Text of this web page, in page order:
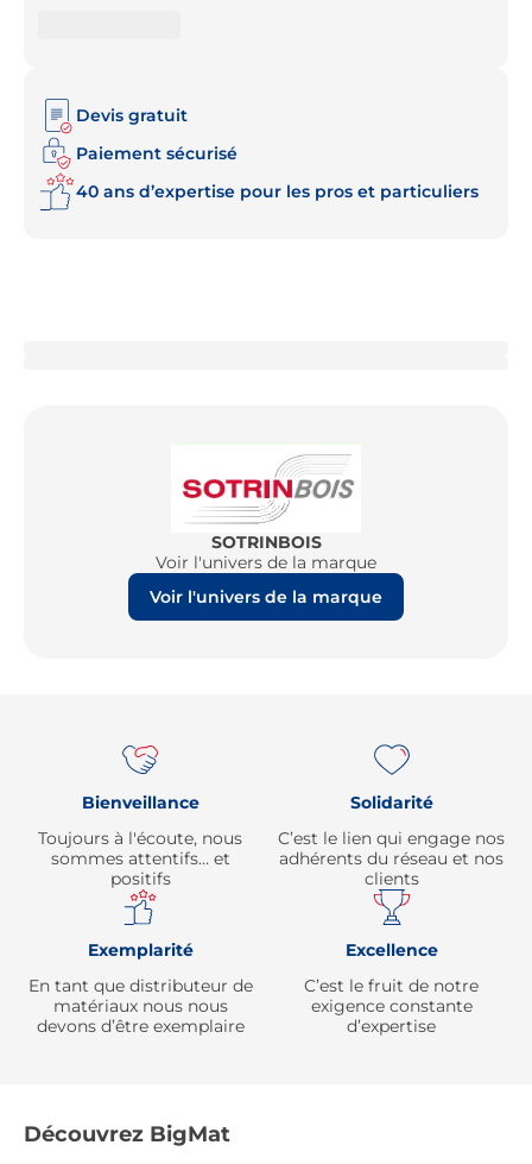
Devis gratuit
Paiement sécurisé
40 ans d’expertise pour les pros et particuliers
SOTRINBOIS
Voir l'univers de la marque
Voir l'univers de la marque
Bienveillance
Toujours à l'écoute, nous
sommes attentifs… et
positifs
Solidarité
C’est le lien qui engage nos
adhérents du réseau et nos
clients
Exemplarité
En tant que distributeur de
matériaux nous nous
devons d’être exemplaire
Excellence
C’est le fruit de notre
exigence constante
d’expertise
Découvrez BigMat